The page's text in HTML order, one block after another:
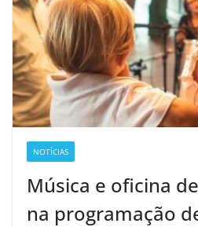
NOTÍCIAS
Música e oficina
na programação